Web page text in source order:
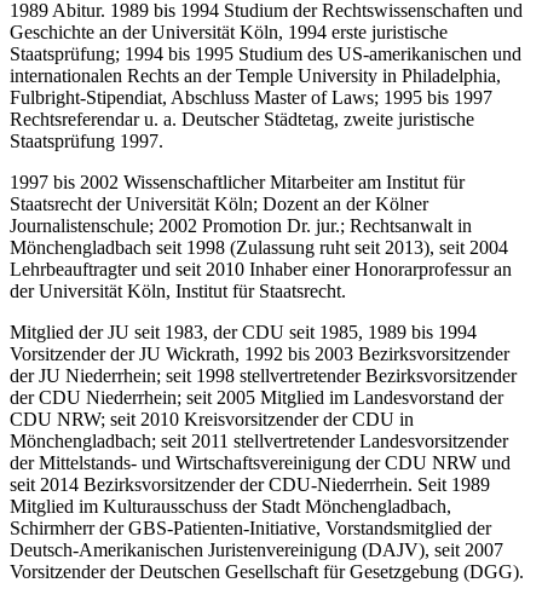
1989 Abitur. 1989 bis 1994 Studium der Rechtswissenschaften und
Geschichte an der Universität Köln, 1994 erste juristische
Staatsprüfung; 1994 bis 1995 Studium des US-amerikanischen und
internationalen Rechts an der Temple University in Philadelphia,
Fulbright-Stipendiat, Abschluss Master of Laws; 1995 bis 1997
Rechtsreferendar u. a. Deutscher Städtetag, zweite juristische
Staatsprüfung 1997.
1997 bis 2002 Wissenschaftlicher Mitarbeiter am Institut für
Staatsrecht der Universität Köln; Dozent an der Kölner
Journalistenschule; 2002 Promotion Dr. jur.; Rechtsanwalt in
Mönchengladbach seit 1998 (Zulassung ruht seit 2013), seit 2004
Lehrbeauftragter und seit 2010 Inhaber einer Honorarprofessur an
der Universität Köln, Institut für Staatsrecht.
Mitglied der JU seit 1983, der CDU seit 1985, 1989 bis 1994
Vorsitzender der JU Wickrath, 1992 bis 2003 Bezirksvorsitzender
der JU Niederrhein; seit 1998 stellvertretender Bezirksvorsitzender
der CDU Niederrhein; seit 2005 Mitglied im Landesvorstand der
CDU NRW; seit 2010 Kreisvorsitzender der CDU in
Mönchengladbach; seit 2011 stellvertretender Landesvorsitzender
der Mittelstands- und Wirtschaftsvereinigung der CDU NRW und
seit 2014 Bezirksvorsitzender der CDU-Niederrhein. Seit 1989
Mitglied im Kulturausschuss der Stadt Mönchengladbach,
Schirmherr der GBS-Patienten-Initiative, Vorstandsmitglied der
Deutsch-Amerikanischen Juristenvereinigung (DAJV), seit 2007
Vorsitzender der Deutschen Gesellschaft für Gesetzgebung (DGG).